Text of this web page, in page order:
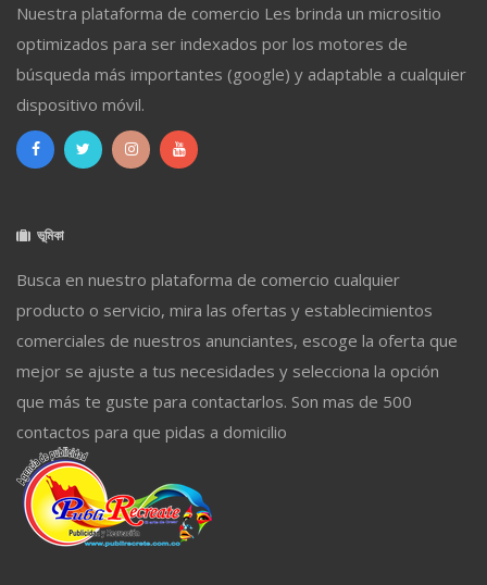
Nuestra plataforma de comercio Les brinda un micrositio
optimizados para ser indexados por los motores de
búsqueda más importantes (google) y adaptable a cualquier
dispositivo móvil.
ভূমিকা
Busca en nuestro plataforma de comercio cualquier
producto o servicio, mira las ofertas y establecimientos
comerciales de nuestros anunciantes, escoge la oferta que
mejor se ajuste a tus necesidades y selecciona la opción
que más te guste para contactarlos. Son mas de 500
contactos para que pidas a domicilio